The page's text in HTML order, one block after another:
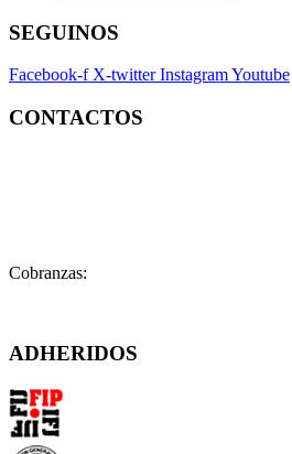
SEGUINOS
Facebook-f X-twitter InstagramYoutube
CONTACTOS
Cobranzas:
ADHERIDOS